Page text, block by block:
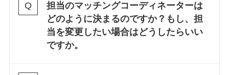
担当のマッチングコーディネーターは
どのように決まるのですか？もし、担
当を変更したい場合はどうしたらいい
ですか。